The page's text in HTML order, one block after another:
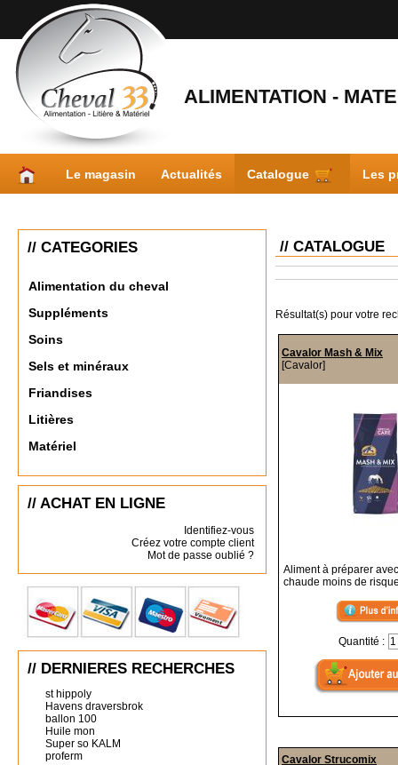
ALIMENTATION -
Le magasin Actualités Catalogue Les
// CATEGORIES
Alimentation du cheval
Suppléments
Soins
Sels et minéraux
Friandises
Litières
Matériel
// ACHAT EN LIGNE
Identifiez-vous
Créez votre compte client
Mot de passe oublié ?
// DERNIERES RECHERCHES
st hippoly
Havens draversbrok
ballon 100
Huile mon
Super so KALM
proferm
// CATALOGUE
Résultat(s) pour votre
Cavalor Mash & Mix
[Cavalor]
Aliment à préparer
chaude moins de
Quantité :
Cavalor Strucomix